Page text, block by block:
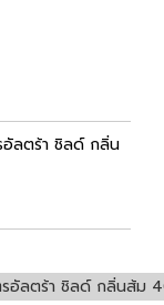
อัลตร้า ชิลด์ กลิ่น
รอัลตร้า ชิลด์ กลิ่นส้ม